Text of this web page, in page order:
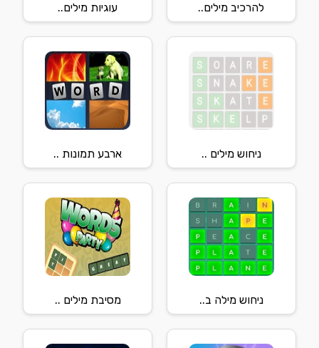
להרכיב מילים.. עוגיות מילים..
ניחוש מילים .. ארבע תמונות ..
ניחוש מילה ב.. מסיבת מילים ..